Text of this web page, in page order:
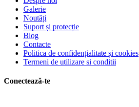
Galerie
Noutăți
Suport și protecție
Blog
Contacte
Politica de confidențialitate și cookies
Termeni de utilizare si conditii
Conectează-te